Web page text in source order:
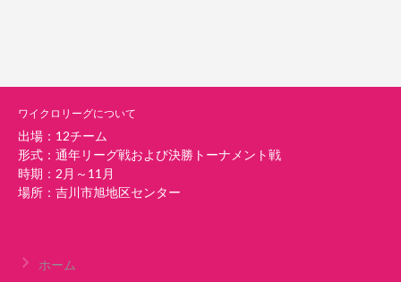
ワイクロリーグについて
出場：12チーム
形式：通年リーグ戦および決勝トーナメント戦
時期：2月～11月
場所：吉川市旭地区センター
ホーム